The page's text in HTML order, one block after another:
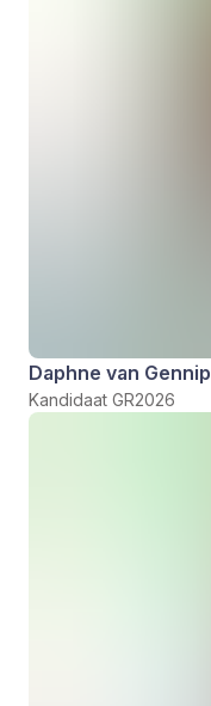
Daphne van Gennip
Kandidaat GR2026